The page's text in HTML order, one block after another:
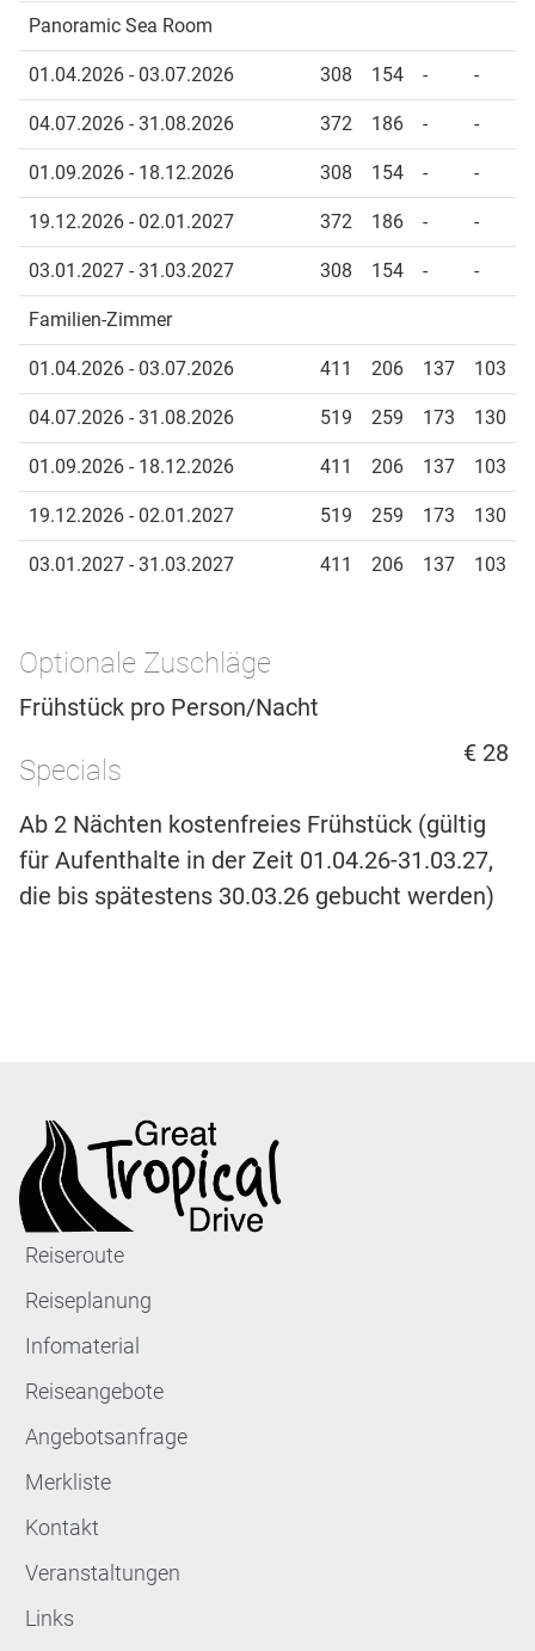
Panoramic Sea Room
01.04.2026 - 03.07.2026 308 154 - -
04.07.2026 - 31.08.2026 372 186 - -
01.09.2026 - 18.12.2026 308 154 - -
19.12.2026 - 02.01.2027 372 186 - -
03.01.2027 - 31.03.2027 308 154 - -
Familien-Zimmer
01.04.2026 - 03.07.2026 411 206 137 103
04.07.2026 - 31.08.2026 519 259 173 130
01.09.2026 - 18.12.2026 411 206 137 103
19.12.2026 - 02.01.2027 519 259 173 130
03.01.2027 - 31.03.2027 411 206 137 103
Optionale Zuschläge
Frühstück pro Person/Nacht
€ 28
Specials
Ab 2 Nächten kostenfreies Frühstück (gültig
für Aufenthalte in der Zeit 01.04.26-31.03.27,
die bis spätestens 30.03.26 gebucht werden)
Reiseroute
Reiseplanung
Infomaterial
Reiseangebote
Angebotsanfrage
Merkliste
Kontakt
Veranstaltungen
Links